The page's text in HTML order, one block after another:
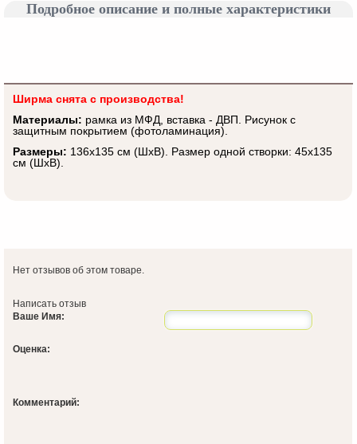
Подробное описание и полные характеристики
Ширма снята с производства!
Материалы: рамка из МФД, вставка - ДВП. Рисунок с
защитным покрытием (фотоламинация).
Размеры: 136x135 см (ШxВ). Размер одной створки: 45x135
см (ШxВ).
Нет отзывов об этом товаре.
Написать отзыв
Ваше Имя:
Оценка:
Комментарий: